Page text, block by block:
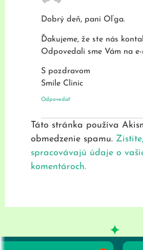
Dobrý deň, pani Oľga.
Ďakujeme, že ste nás
Odpovedali sme Vám na
S pozdravom
Smile Clinic
Odpovedať
Táto stránka používa
obmedzenie spamu.
spracovávajú údaje o
komentároch.